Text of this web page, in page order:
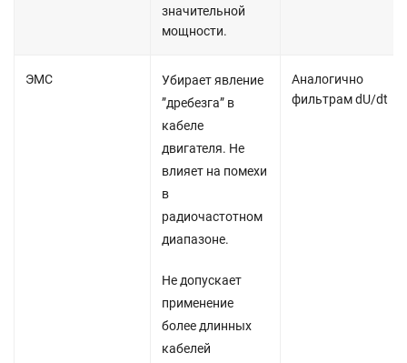
значительной
мощности.
ЭМС
Убирает явление
”дребезга” в
кабеле
двигателя. Не
влияет на помехи
в
радиочастотном
диапазоне.
Не допускает
применение
более длинных
кабелей
Аналогично
фильтрам dU/dt